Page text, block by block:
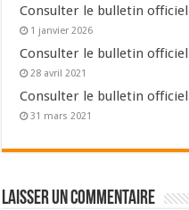
Consulter le bulletin officiel
1 janvier 2026
Consulter le bulletin officiel
28 avril 2021
Consulter le bulletin officiel
31 mars 2021
Laisser un commentaire